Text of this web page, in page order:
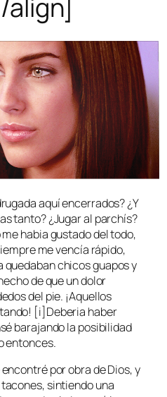
aquí encerrados? ¿Y
tanto? ¿Jugar al parchís?
habia gustado del todo,
me vencía rápido,
quedaban chicos guapos y
de que un dolor
del pie. ¡Aquellos
[i]Deberia haber
barajando la posibilidad
entonces.
por obra de Dios, y
sintiendo una